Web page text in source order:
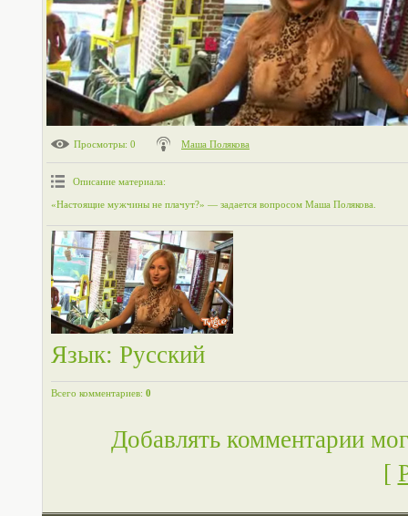
Просмотры: 0 Маша Полякова
Описание материала:
«Настоящие мужчины не плачут?» — задается вопросом Маша Полякова.
Язык: Русский
Всего комментариев: 0
Добавлять комментарии
[